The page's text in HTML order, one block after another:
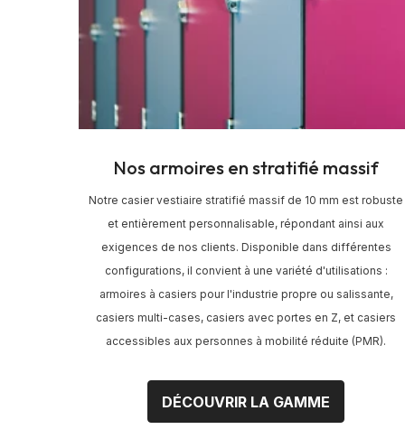
Nos armoires en stratifié massif
Notre casier vestiaire stratifié massif de 10 mm est robuste
et entièrement personnalisable, répondant ainsi aux
exigences de nos clients. Disponible dans différentes
configurations, il convient à une variété d'utilisations :
armoires à casiers pour l'industrie propre ou salissante,
casiers multi-cases, casiers avec portes en Z, et casiers
accessibles aux personnes à mobilité réduite (PMR).
DÉCOUVRIR LA GAMME